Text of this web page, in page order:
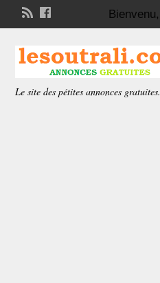
Bienvenu,
Le site des pétites annonces gratuites.